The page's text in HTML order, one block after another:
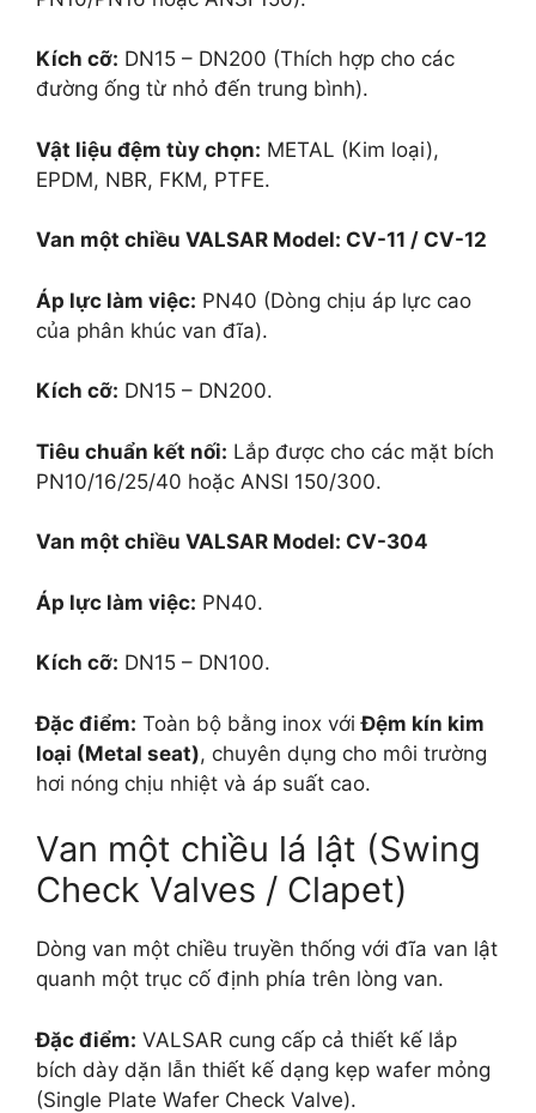
Kích cỡ: DN15 – DN200 (Thích hợp cho các
đường ống từ nhỏ đến trung bình).
Vật liệu đệm tùy chọn: METAL (Kim loại),
EPDM, NBR, FKM, PTFE.
Van một chiều VALSAR Model: CV-11 / CV-12
Áp lực làm việc: PN40 (Dòng chịu áp lực cao
của phân khúc van đĩa).
Kích cỡ: DN15 – DN200.
Tiêu chuẩn kết nối: Lắp được cho các mặt bích
PN10/16/25/40 hoặc ANSI 150/300.
Van một chiều VALSAR Model: CV-304
Áp lực làm việc: PN40.
Kích cỡ: DN15 – DN100.
Đặc điểm: Toàn bộ bằng inox vớiĐệm kín kim
loại (Metal seat), chuyên dụng cho môi trường
hơi nóng chịu nhiệt và áp suất cao.
Van một chiều lá lật (Swing
Check Valves / Clapet)
Dòng van một chiều truyền thống với đĩa van lật
quanh một trục cố định phía trên lòng van.
Đặc điểm: VALSAR cung cấp cả thiết kế lắp
bích dày dặn lẫn thiết kế dạng kẹp wafer mỏng
(Single Plate Wafer Check Valve).